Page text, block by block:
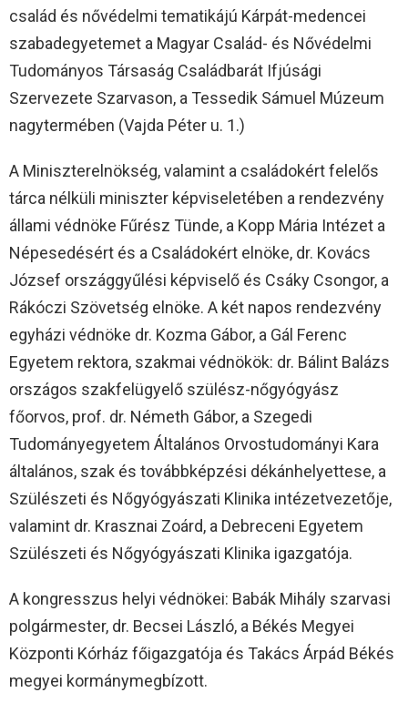
család és nővédelmi tematikájú Kárpát-medencei
szabadegyetemet a Magyar Család- és Nővédelmi
Tudományos Társaság Családbarát Ifjúsági
Szervezete Szarvason, a Tessedik Sámuel Múzeum
nagytermében (Vajda Péter u. 1.)
A Miniszterelnökség, valamint a családokért felelős
tárca nélküli miniszter képviseletében a rendezvény
állami védnöke Fűrész Tünde, a Kopp Mária Intézet a
Népesedésért és a Családokért elnöke, dr. Kovács
József országgyűlési képviselő és Csáky Csongor, a
Rákóczi Szövetség elnöke. A két napos rendezvény
egyházi védnöke dr. Kozma Gábor, a Gál Ferenc
Egyetem rektora, szakmai védnökök: dr. Bálint Balázs
országos szakfelügyelő szülész-nőgyógyász
főorvos, prof. dr. Németh Gábor, a Szegedi
Tudományegyetem Általános Orvostudományi Kara
általános, szak és továbbképzési dékánhelyettese, a
Szülészeti és Nőgyógyászati Klinika intézetvezetője,
valamint dr. Krasznai Zoárd, a Debreceni Egyetem
Szülészeti és Nőgyógyászati Klinika igazgatója.
A kongresszus helyi védnökei: Babák Mihály szarvasi
polgármester, dr. Becsei László, a Békés Megyei
Központi Kórház főigazgatója és Takács Árpád Békés
megyei kormánymegbízott.